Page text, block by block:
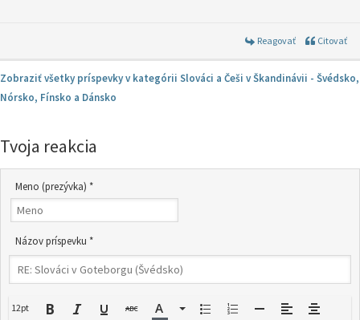
Reagovať Citovať
Zobraziť všetky príspevky v kategórii Slováci a Češi v Škandinávii - Švédsko,
Nórsko, Fínsko a Dánsko
Tvoja reakcia
Meno (prezývka) *
Názov príspevku *
12pt